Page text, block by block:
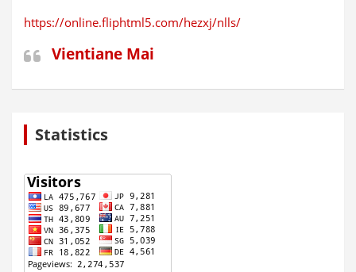
https://online.fliphtml5.com/hezxj/nlls/
Vientiane Mai
Statistics